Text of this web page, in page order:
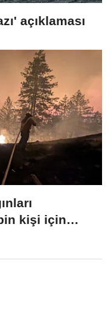
açıklaması
kişi için